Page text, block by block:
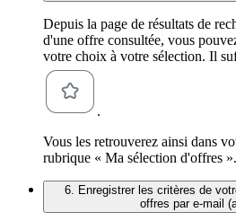
Depuis la page de résultats de
d'une offre consultée, vous
votre choix à votre sélection. Il
.
Vous les retrouverez ainsi dans
rubrique « Ma sélection d'offres ».
6. Enregistrer les critères de
offres par e-mail